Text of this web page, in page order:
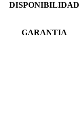
DISPONIBILIDAD
GARANTIA